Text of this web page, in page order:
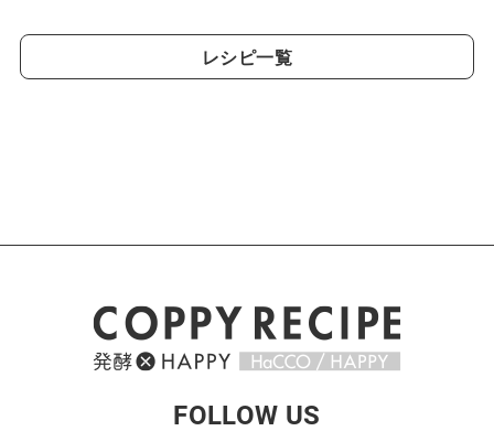
レシピ一覧
FOLLOW US